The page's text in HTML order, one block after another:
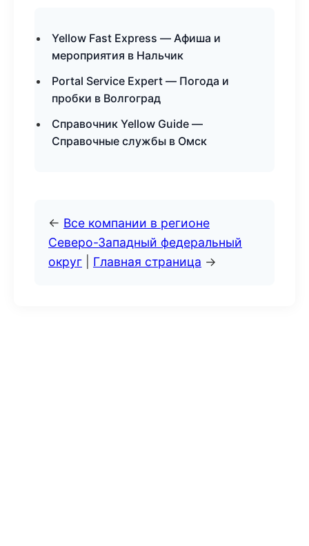
Yellow Fast Express — Афиша и
мероприятия в Нальчик
Portal Service Expert — Погода и
пробки в Волгоград
Справочник Yellow Guide —
Справочные службы в Омск
← Все компании в регионе
Северо-Западный федеральный
округ
Главная страница →